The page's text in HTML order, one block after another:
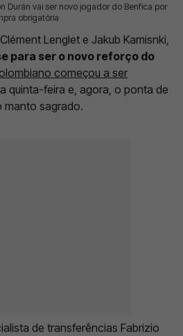
Durán vai ser novo jogador do Benfica por
obrigatória
Lenglet e Jakub Kamisnki,
para ser o novo reforço do
começou a ser
quinta-feira e, agora, o ponta de
manto sagrado.
de transferências Fabrizio